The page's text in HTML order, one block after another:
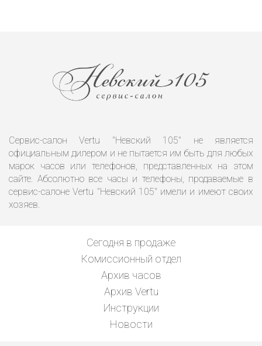
Сервис-салон Vertu "Невский 105" не является
официальным дилером и не пытается им быть для любых
марок часов или телефонов, представленных на этом
сайте. Абсолютно все часы и телефоны, продаваемые в
сервис-салоне Vertu "Невский 105" имели и имеют своих
хозяев.
Сегодня в продаже
Комиссионный отдел
Архив часов
Архив Vertu
Инструкции
Новости